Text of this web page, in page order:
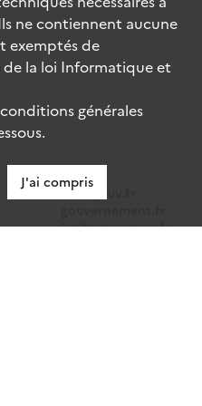
data.gouv.fr
legifrance.gouv.fr
ne contiennent aucune
exemptés de
la loi Informatique et
générales
J'ai compris